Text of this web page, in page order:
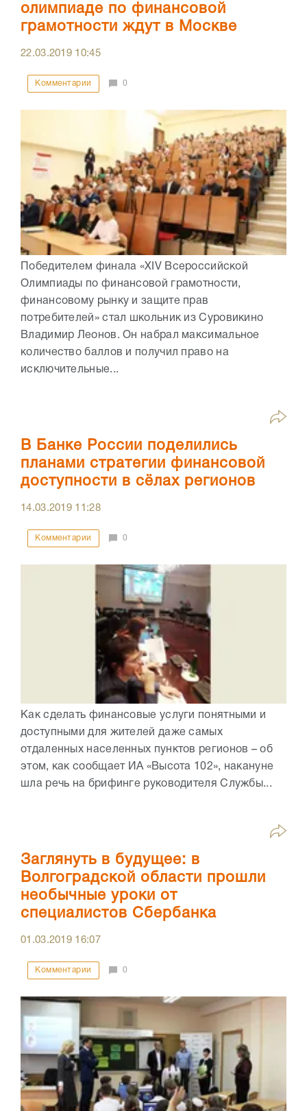
олимпиаде по финансовой
грамотности ждут в Москве
22.03.2019 10:45
Комментарии 0
Победителем финала «XIV Всероссийской
Олимпиады по финансовой грамотности,
финансовому рынку и защите прав
потребителей» стал школьник из Суровикино
Владимир Леонов. Он набрал максимальное
количество баллов и получил право на
исключительные...
В Банке России поделились
планами стратегии финансовой
доступности в сёлах регионов
14.03.2019 11:28
Комментарии 0
Как сделать финансовые услуги понятными и
доступными для жителей даже самых
отдаленных населенных пунктов регионов – об
этом, как сообщает ИА «Высота 102», накануне
шла речь на брифинге руководителя Службы...
Заглянуть в будущее: в
Волгоградской области прошли
необычные уроки от
специалистов Сбербанка
01.03.2019 16:07
Комментарии 0